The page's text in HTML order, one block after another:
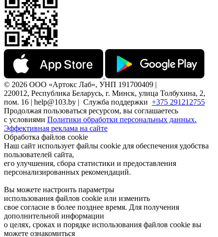
© 2026 ООО «Артокс Лаб», УНП 191700409 |
220012, Республика Беларусь, г. Минск, улица Толбухина, 2,
пом. 16 | help@103.by | Служба поддержки +375 291212755
Продолжая пользоваться ресурсом, вы соглашаетесь
с условиями Политики обработки персональных данных.
Эффективная реклама на сайте
Обработка файлов cookie
Наш сайт использует файлы cookie для обеспечения удобства
пользователей сайта,
его улучшения, сбора статистики и предоставления
персонализированных рекомендаций.
Вы можете настроить параметры
использования файлов cookie или изменить
свое согласие в более позднее время. Для получения
дополнительной информации
о целях, сроках и порядке использования файлов cookie вы
можете ознакомиться